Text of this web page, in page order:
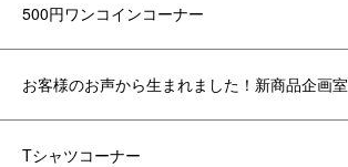
500円ワンコインコーナー
お客様のお声から生まれました！新商品企画室
Tシャツコーナー